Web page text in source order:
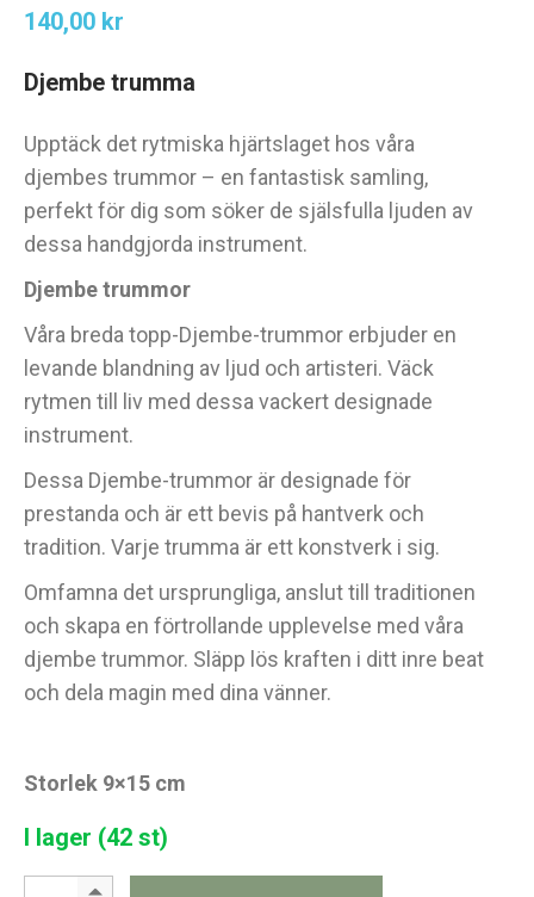
140,00 kr
Djembe trumma
Upptäck det rytmiska hjärtslaget hos våra
djembes trummor – en fantastisk samling,
perfekt för dig som söker de själsfulla ljuden av
dessa handgjorda instrument.
Djembe trummor
Våra breda topp-Djembe-trummor erbjuder en
levande blandning av ljud och artisteri. Väck
rytmen till liv med dessa vackert designade
instrument.
Dessa Djembe-trummor är designade för
prestanda och är ett bevis på hantverk och
tradition. Varje trumma är ett konstverk i sig.
Omfamna det ursprungliga, anslut till traditionen
och skapa en förtrollande upplevelse med våra
djembe trummor. Släpp lös kraften i ditt inre beat
och dela magin med dina vänner.
Storlek 9×15 cm
I lager (42 st)
Handgjord Djembe -trumma - Ø 9 cm quantity